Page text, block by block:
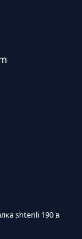
shtenli 190 в